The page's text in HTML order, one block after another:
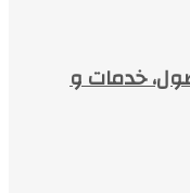
خدمات و